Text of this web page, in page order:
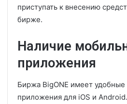
приступать к внесению
бирже.
Наличие
приложения
Биржа BigONE имеет
приложения для iOS и